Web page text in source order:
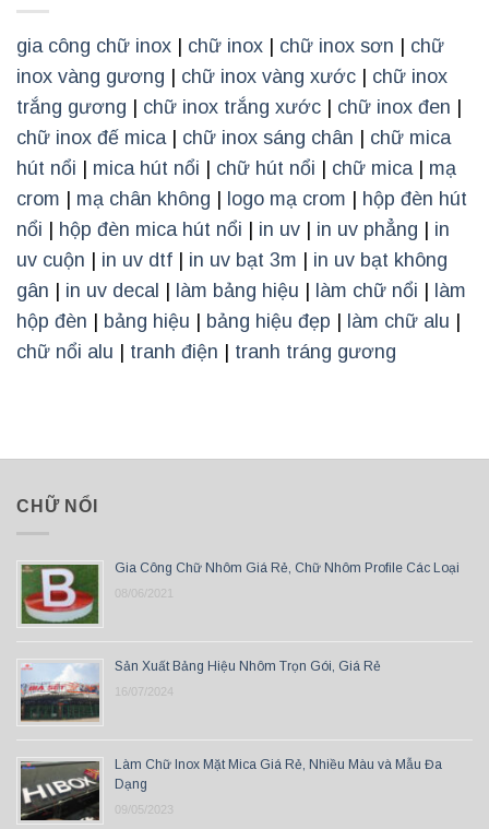
gia công chữ inox chữ inox chữ inox sơn
chữ
inox vàng gương
chữ inox vàng xước
chữ inox
trắng gương
chữ inox trắng xước chữ inox đen
chữ inox đế mica| chữ inox sáng chân
chữ mica
hút nổi
mica hút nổi chữ hút nổi chữ mica| mạ
crom
mạ chân không logo mạ crom
hộp đèn hút
nổi
hộp đèn mica hút nổi in uv in uv phẳng
in
uv cuộn
in uv dtf in uv bạt 3m
in uv bạt không
gân
in uv decal làm bảng hiệu làm chữ nổi
làm
hộp đèn
bảng hiệu bảng hiệu đẹp làm chữ alu
chữ nổi alu
tranh điện tranh tráng gương
CHỮ NỔI
Gia Công Chữ Nhôm Giá Rẻ, Chữ Nhôm Profile Các Loại
08/06/2021
Sản Xuất Bảng Hiệu Nhôm Trọn Gói, Giá Rẻ
16/07/2024
Làm Chữ Inox Mặt Mica Giá Rẻ, Nhiều Màu và Mẫu Đa
Dạng
09/05/2023